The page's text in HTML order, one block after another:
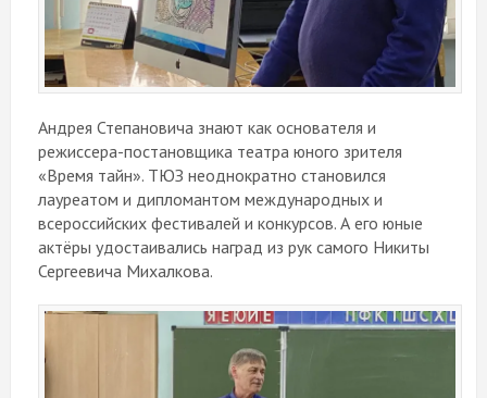
Андрея Степановича знают как основателя и
режиссера-постановщика театра юного зрителя
«Время тайн». ТЮЗ неоднократно становился
лауреатом и дипломантом международных и
всероссийских фестивалей и конкурсов. А его юные
актёры удостаивались наград из рук самого Никиты
Сергеевича Михалкова.